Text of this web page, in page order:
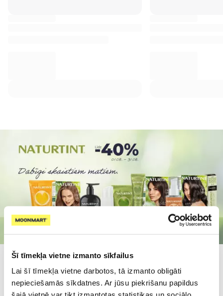
Šī tīmekļa vietne izmanto sīkfailus
Lai šī tīmekļa vietne darbotos, tā izmanto obligāti
nepieciešamās sīkdatnes. Ar jūsu piekrišanu papildus
Populārākie kategorijā